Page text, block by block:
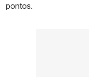
pontos.